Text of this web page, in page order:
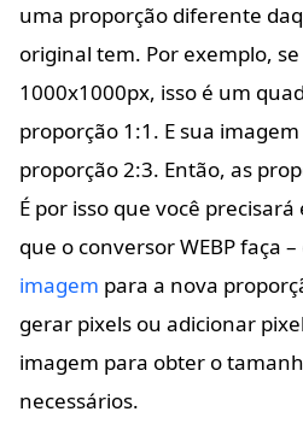
uma proporção diferente
original tem. Por exemplo,
1000x1000px, isso é um
proporção 1:1. E sua
proporção 2:3. Então, as
É por isso que você
que o conversor WEBP faça
imagem para a nova
gerar pixels ou adicionar
imagem para obter o
necessários.